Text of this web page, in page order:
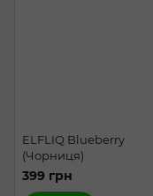
ELFLIQ Blueberry
(Чорниця)
399 грн